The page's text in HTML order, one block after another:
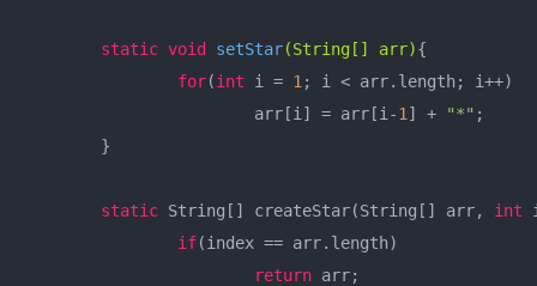
static void setStar(String[] arr){
for(int i = 1 ; i < arr.length; i++)
			arr[i] = arr[i-
1 ] + "*" ;
static String[] createStar(String[] arr, int
if(index == arr.length)
return arr;